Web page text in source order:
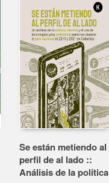
Se están metiendo al
perfil de al lado ::
Análisis de la política